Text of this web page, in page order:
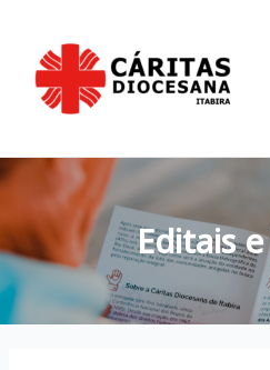
conteúdo
Editais